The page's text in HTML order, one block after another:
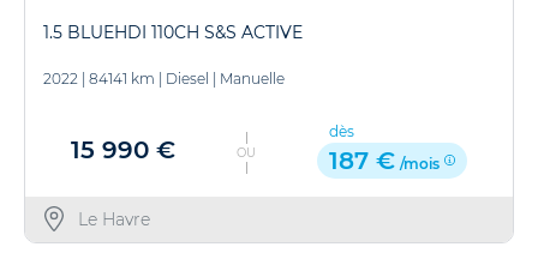
1.5 BLUEHDI 110CH S&S ACTIVE
2022 84141 km Diesel Manuelle
15 990 € OU
dès
187 € /mois
Le Havre